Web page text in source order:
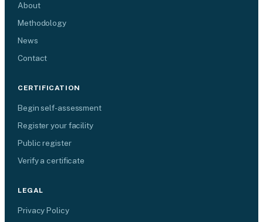
About
Methodology
News
Contact
CERTIFICATION
Begin self-assessment
Register your facility
Public register
Verify a certificate
LEGAL
Privacy Policy